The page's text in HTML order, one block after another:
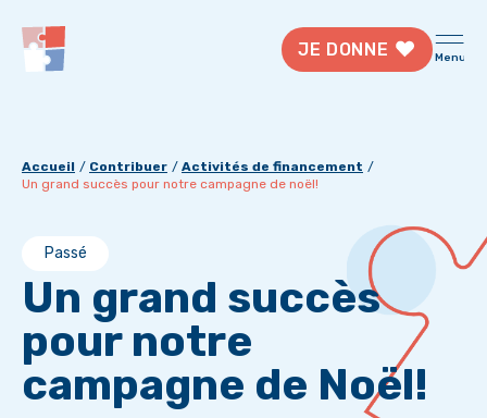
JE DONNE Menu
Accueil Contribuer
Activités de financement
Un grand succès pour notre campagne de noël!
Passé
Un grand succès
pour notre
campagne de Noël!